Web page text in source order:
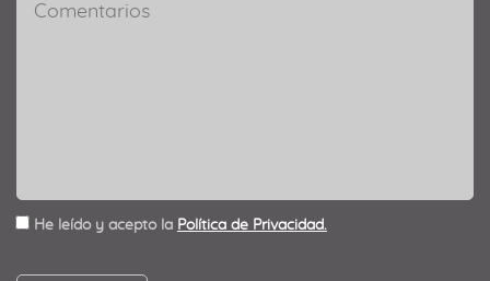
He leído y acepto la Política de Privacidad.